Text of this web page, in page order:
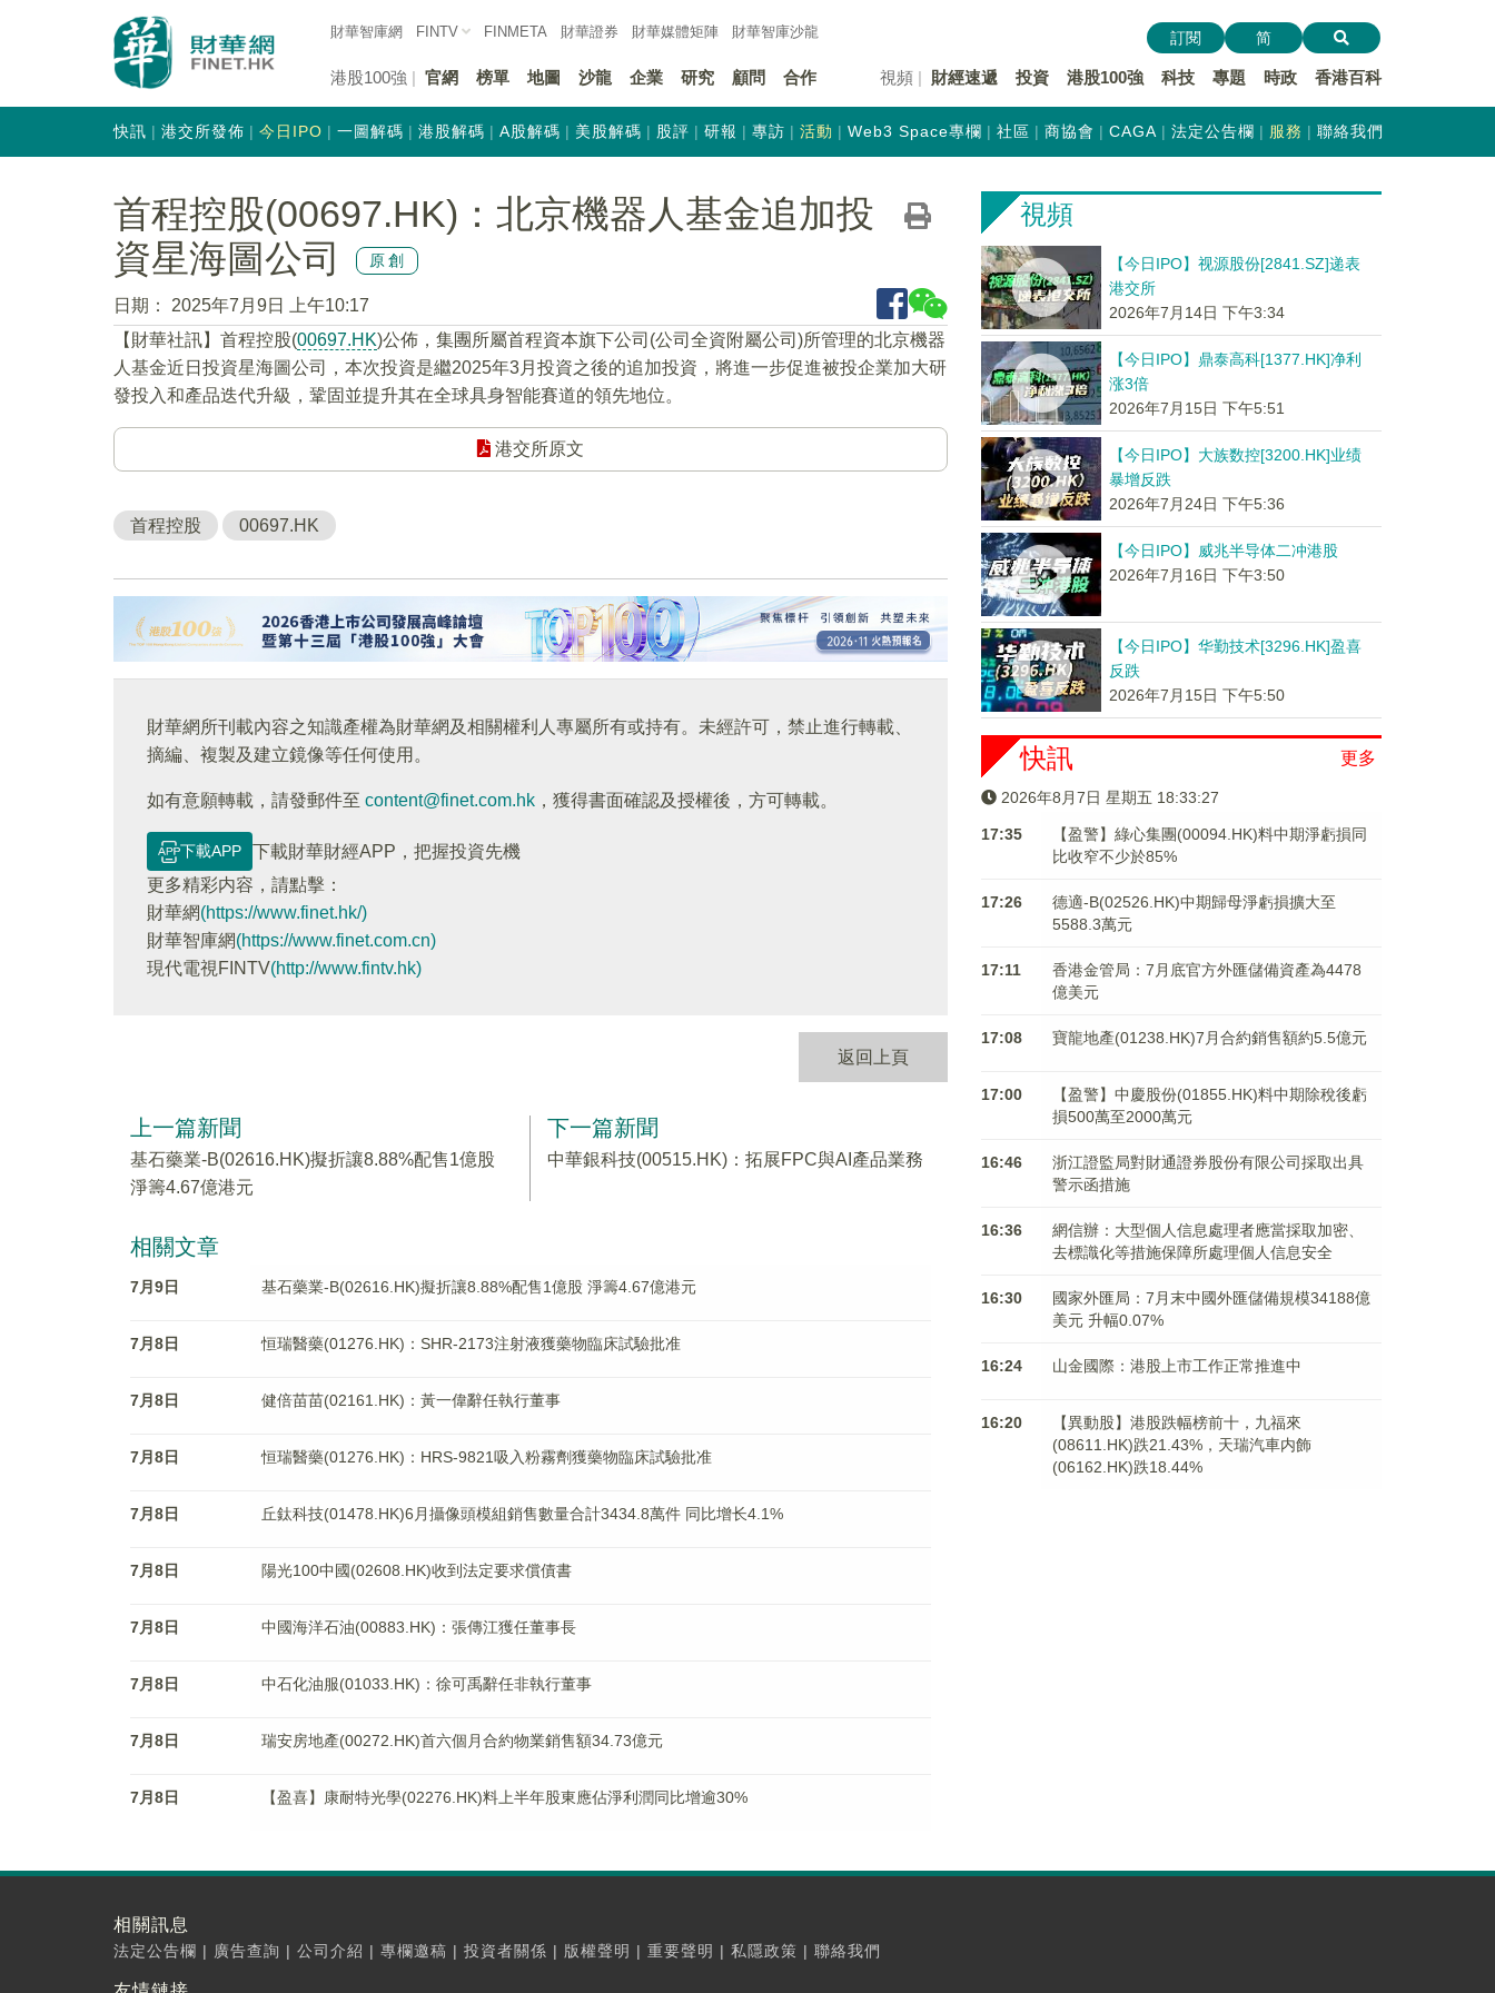
財華智庫網 FINTV FINMETA 財華證券 財華媒體矩陣 財華智庫沙龍
港股100強 官網 榜單 地圖 沙龍 企業 研究 顧問 合作 視頻 財經速遞 投資 港股100強 科技 專題 時政 香港百科
訂閱 简
快訊 港交所發佈 今日IPO 一圖解碼 港股解碼 A股解碼 美股解碼 股評 研報 專訪 活動 Web3 Space專欄 社區 商協會 CAGA 法定公告欄 服務 聯絡我們
首程控股(00697.HK)：北京機器人基金追加投
資星海圖公司
原創
日期：
2025年7月9日 上午10:17
【財華社訊】首程控股(00697.HK)公佈，集團所屬首程資本旗下公司(公司全資附屬公司)所管理的北京機器
人基金近日投資星海圖公司，本次投資是繼2025年3月投資之後的追加投資，將進一步促進被投企業加大研
發投入和產品迭代升級，鞏固並提升其在全球具身智能賽道的領先地位。
港交所原文
首程控股 00697.HK
財華網所刊載內容之知識產權為財華網及相關權利人專屬所有或持有。未經許可，禁止進行轉載、
摘編、複製及建立鏡像等任何使用。
如有意願轉載，請發郵件至 content@finet.com.hk ，獲得書面確認及授權後，方可轉載。
下載APP
下載財華財經APP，把握投資先機
更多精彩内容，請點擊：
財華網(https://www.finet.hk/)
財華智庫網(https://www.finet.com.cn)
現代電視FINTV(http://www.fintv.hk)
返回上頁
上一篇新聞
基石藥業-B(02616.HK)擬折讓8.88%配售1億股
淨籌4.67億港元
下一篇新聞
中華銀科技(00515.HK)：拓展FPC與AI產品業務
相關文章
7月9日 基石藥業-B(02616.HK)擬折讓8.88%配售1億股 淨籌4.67億港元
7月8日 恒瑞醫藥(01276.HK)：SHR-2173注射液獲藥物臨床試驗批准
7月8日 健倍苗苗(02161.HK)：黃一偉辭任執行董事
7月8日 恒瑞醫藥(01276.HK)：HRS-9821吸入粉霧劑獲藥物臨床試驗批准
7月8日 丘鈦科技(01478.HK)6月攝像頭模組銷售數量合計3434.8萬件 同比增长4.1%
7月8日 陽光100中國(02608.HK)收到法定要求償債書
7月8日 中國海洋石油(00883.HK)：張傳江獲任董事長
7月8日 中石化油服(01033.HK)：徐可禹辭任非執行董事
7月8日 瑞安房地產(00272.HK)首六個月合約物業銷售額34.73億元
7月8日 【盈喜】康耐特光學(02276.HK)料上半年股東應佔淨利潤同比增逾30%
視頻
【今日IPO】视源股份[2841.SZ]递表
港交所
2026年7月14日 下午3:34
【今日IPO】鼎泰高科[1377.HK]净利
涨3倍
2026年7月15日 下午5:51
【今日IPO】大族数控[3200.HK]业绩
暴增反跌
2026年7月24日 下午5:36
【今日IPO】威兆半导体二冲港股
2026年7月16日 下午3:50
【今日IPO】华勤技术[3296.HK]盈喜
反跌
2026年7月15日 下午5:50
更多
快訊
2026年8月7日 星期五 18:33:28
17:35
【盈警】綠心集團(00094.HK)料中期淨虧損同
比收窄不少於85%
17:26
德適-B(02526.HK)中期歸母淨虧損擴大至
5588.3萬元
17:11
香港金管局：7月底官方外匯儲備資產為4478
億美元
17:08 寶龍地產(01238.HK)7月合約銷售額約5.5億元
17:00
【盈警】中慶股份(01855.HK)料中期除稅後虧
損500萬至2000萬元
16:46
浙江證監局對財通證券股份有限公司採取出具
警示函措施
16:36
網信辦：大型個人信息處理者應當採取加密、
去標識化等措施保障所處理個人信息安全
16:30
國家外匯局：7月末中國外匯儲備規模34188億
美元 升幅0.07%
16:24 山金國際：港股上市工作正常推進中
16:20
【異動股】港股跌幅榜前十，九福來
(08611.HK)跌21.43%，天瑞汽車内飾
(06162.HK)跌18.44%
相關訊息
法定公告欄 | 廣告查詢 | 公司介紹 | 專欄邀稿 | 投資者關係 | 版權聲明 | 重要聲明 | 私隱政策 | 聯絡我們